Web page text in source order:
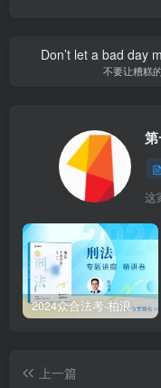
Don’t let a bad day
不要让糟糕
这
2024众合法考-柏浪涛刑法-精讲卷pdf电子版（附视频1-76全）
上一篇